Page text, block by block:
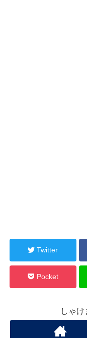
Twitter
Pocket
しゃ